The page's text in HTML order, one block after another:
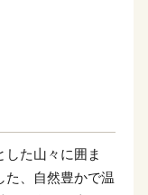
た山々に囲ま
た、自然豊かで温